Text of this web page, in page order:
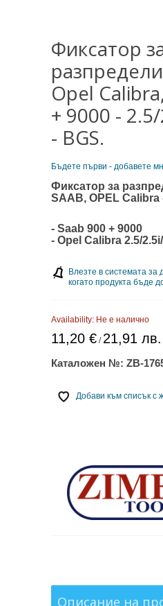
Фиксатор
Opel
+ 9000 -
- BGS.
Бъдете първи - добавете
Фиксатор за
SAAB, OPEL Calibra
- Saab 900 + 9000
- Opel Calibra 2.5/
Влезте в системата за
когато продукта бъде
Availability: Не е налично
11,20 €/ 21,91 лв.
Каталожен №: ZB-
Добави към списък с
Описание на